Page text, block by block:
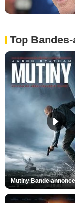
Top
Mutiny Bande-